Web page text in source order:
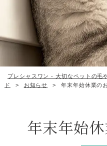
プレシャスワン - 大切なペットの毛
ド
> お知らせ > 年末年始休業の
年末年始